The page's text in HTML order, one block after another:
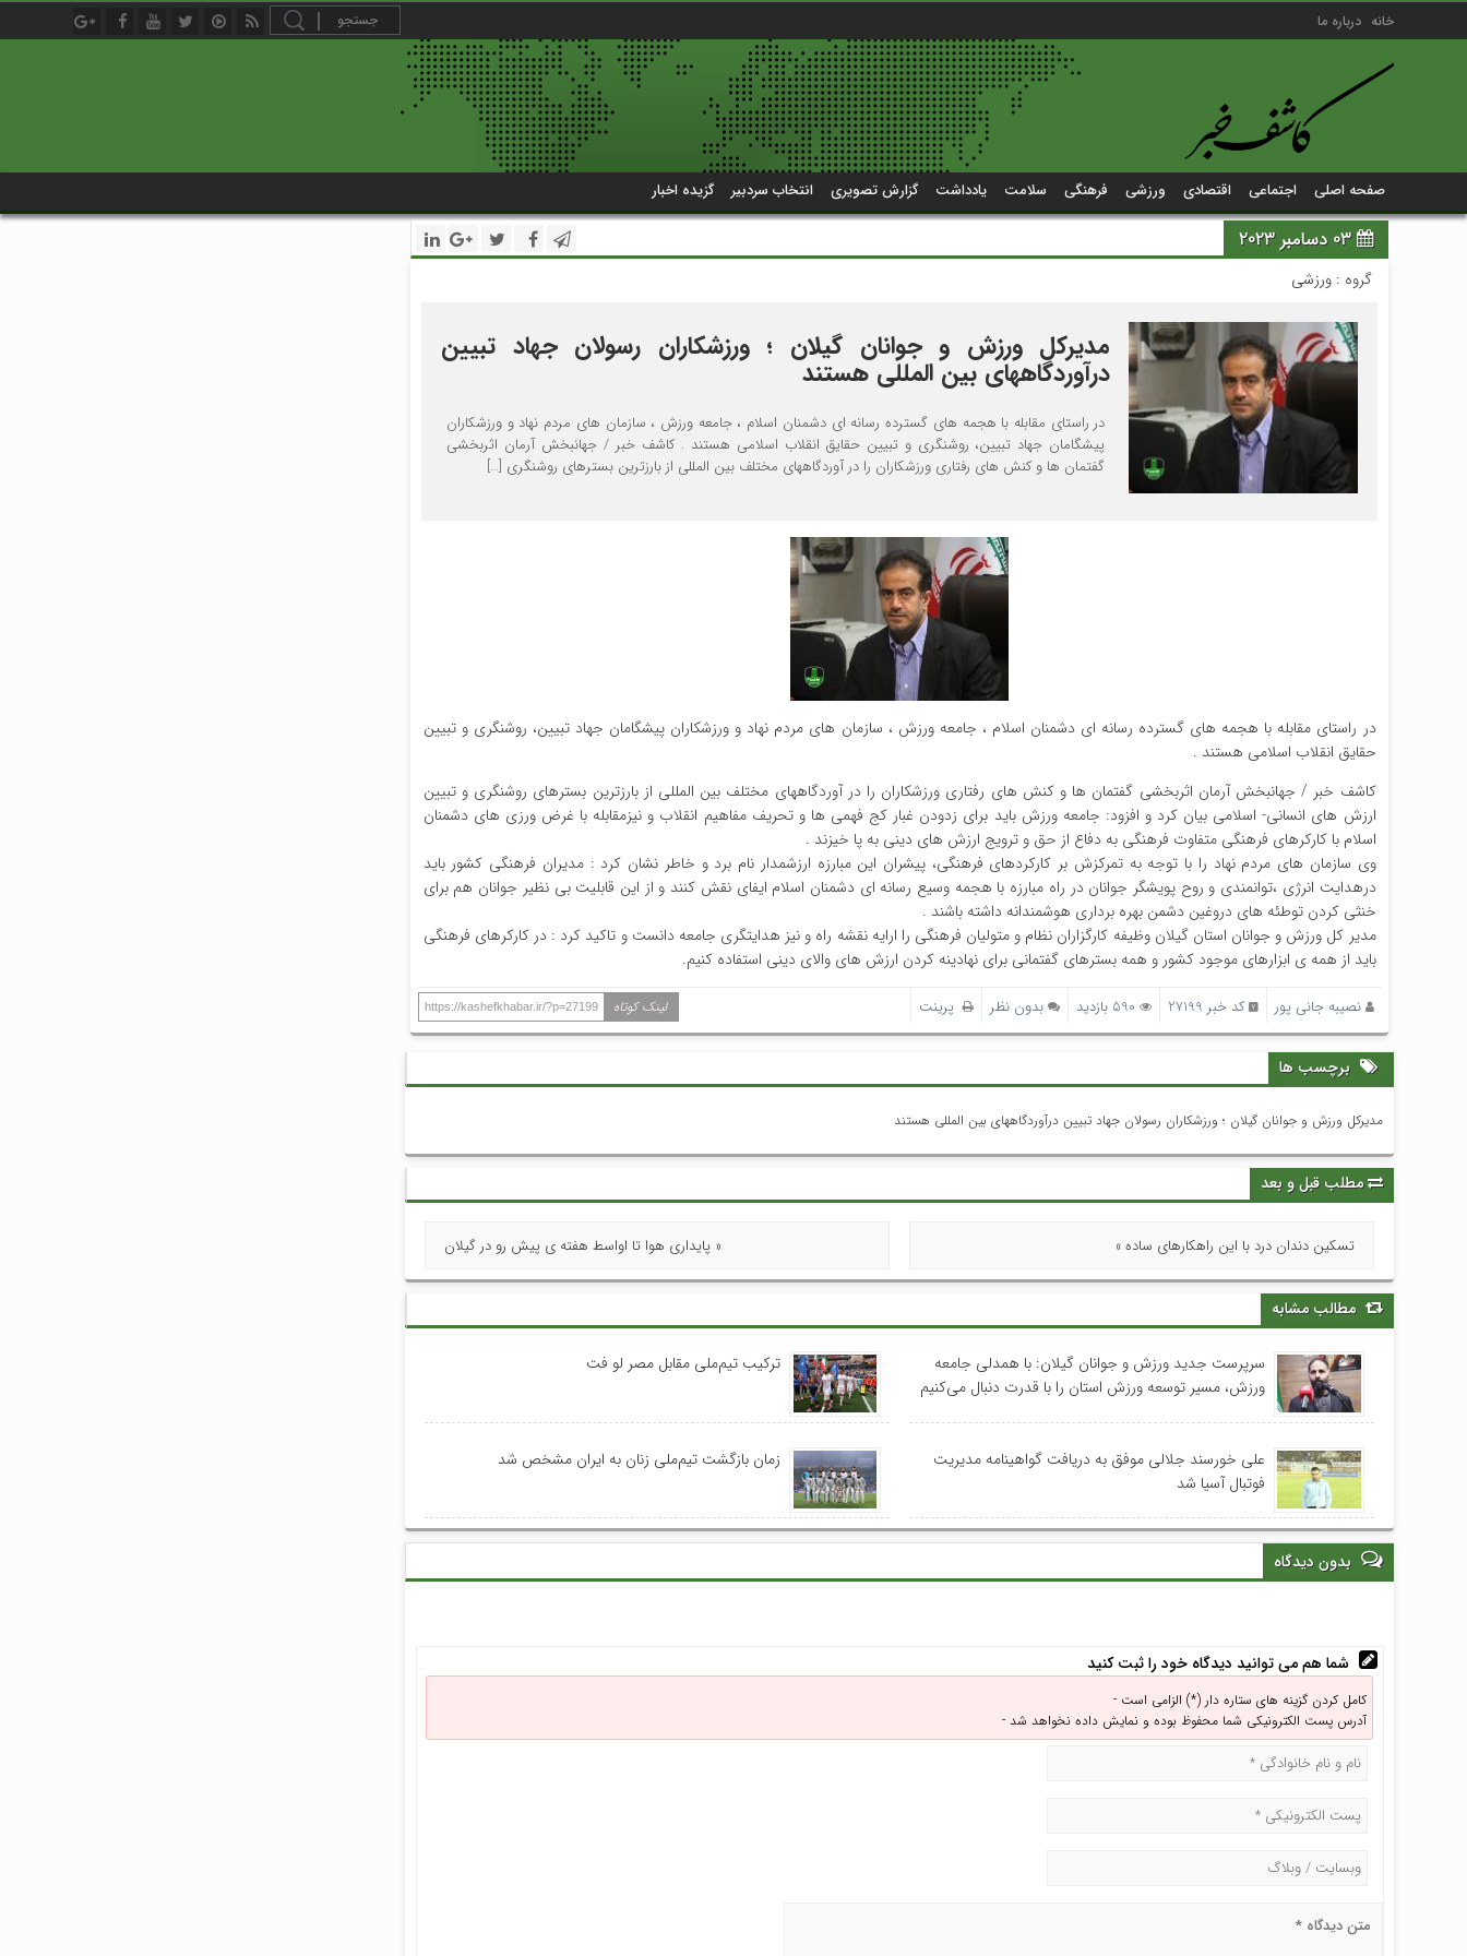
خانه درباره ما
صفحه اصلی اجتماعی اقتصادی ورزشی فرهنگی سلامت یادداشت گزارش تصویری انتخاب سردبیر گزیده اخبار
03 دسامبر 2023
گروه :ورزشی
مدیرکل ورزش و جوانان گیلان ؛ ورزشکاران رسولان جهاد تبیین
درآوردگاههای بین المللی هستند
در راستای مقابله با هجمه های گسترده رسانه ای دشمنان اسلام ، جامعه ورزش ، سازمان های مردم نهاد و ورزشکاران
پیشگامان جهاد تبیین، روشنگری و تبیین حقایق انقلاب اسلامی هستند . کاشف خبر / جهانبخش آرمان اثربخشی
گفتمان ها و کنش های رفتاری ورزشکاران را در آوردگاههای مختلف بین المللی از بارزترین بسترهای روشنگری […]
در راستای مقابله با هجمه های گسترده رسانه ای دشمنان اسلام ، جامعه ورزش ، سازمان های مردم نهاد و ورزشکاران پیشگامان جهاد تبیین، روشنگری و تبیین
حقایق انقلاب اسلامی هستند .
کاشف خبر / جهانبخش آرمان اثربخشی گفتمان ها و کنش های رفتاری ورزشکاران را در آوردگاههای مختلف بین المللی از بارزترین بسترهای روشنگری و تبیین
ارزش های انسانی- اسلامی بیان کرد و افزود: جامعه ورزش باید برای زدودن غبار کج فهمی ها و تحریف مفاهیم انقلاب و نیزمقابله با غرض ورزی های دشمنان
اسلام با کارکرهای فرهنگی متفاوت فرهنگی به دفاع از حق و ترویج ارزش های دینی به پا خیزند .
وی سازمان های مردم نهاد را با توجه به تمرکزش بر کارکردهای فرهنگی، پیشران این مبارزه ارزشمدار نام برد و خاطر نشان کرد : مدیران فرهنگی کشور باید
درهدایت انرژی ،توانمندی و روح پویشگر جوانان در راه مبارزه با هجمه وسیع رسانه ای دشمنان اسلام ایفای نقش کنند و از این قابلیت بی نظیر جوانان هم برای
خنثی کردن توطئه های دروغین دشمن بهره برداری هوشمندانه داشته باشند .
مدیر کل ورزش و جوانان استان گیلان وظیفه کارگزاران نظام و متولیان فرهنگی را ارایه نقشه راه و نیز هدایتگری جامعه دانست و تاکید کرد : در کارکرهای فرهنگی
باید از همه ی ابزارهای موجود کشور و همه بسترهای گفتمانی برای نهادینه کردن ارزش های والای دینی استفاده کنیم.
نصیبه جانی پور کد خبر 27199 بدون نظر پرینت لینک کوتاه https://kashefkhabar.ir/?p=27199
برچسب ها
مدیرکل ورزش و جوانان گیلان ؛ ورزشکاران رسولان جهاد تبیین درآوردگاههای بین المللی هستند
مطلب قبل و بعد
تسکین دندان درد با این راهکارهای ساده » « پایداری هوا تا اواسط هفته ی پیش رو در گیلان
مطالب مشابه
سرپرست جدید ورزش و جوانان گیلان: با همدلی جامعه
ورزش، مسیر توسعه ورزش استان را با قدرت دنبال می‌کنیم
ترکیب تیم‌ملی مقابل مصر لو فت
علی خورسند جلالی موفق به دریافت گواهینامه مدیریت
فوتبال آسیا شد
زمان بازگشت تیم‌ملی زنان به ایران مشخص شد
بدون دیدگاه
شما هم می توانید دیدگاه خود را ثبت کنید
کامل کردن گزینه های ستاره دار (*) الزامی است -
آدرس پست الکترونیکی شما محفوظ بوده و نمایش داده نخواهد شد -